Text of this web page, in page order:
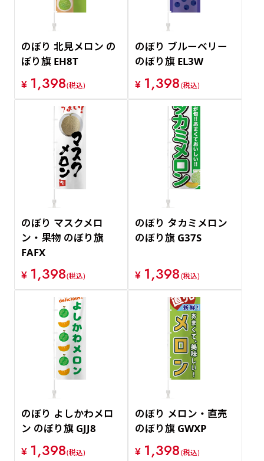
のぼり 北見メロン の
ぼり旗 EH8T
¥ 1,398(税込)
のぼり ブルーベリー
のぼり旗 EL3W
¥ 1,398(税込)
のぼり マスクメロ
ン・果物 のぼり旗
FAFX
¥ 1,398(税込)
のぼり タカミメロン
のぼり旗 G37S
¥ 1,398(税込)
のぼり よしかわメロ
ン のぼり旗 GJJ8
¥ 1,398(税込)
のぼり メロン・直売
のぼり旗 GWXP
¥ 1,398(税込)